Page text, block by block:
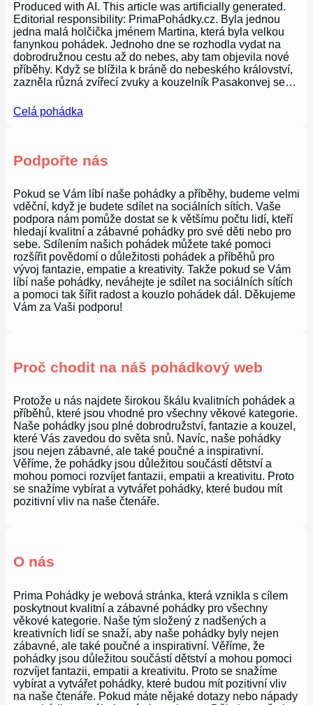
Produced with AI. This article was artificially generated.
Editorial responsibility: PrimaPohádky.cz. Byla jednou
jedna malá holčička jménem Martina, která byla velkou
fanynkou pohádek. Jednoho dne se rozhodla vydat na
dobrodružnou cestu až do nebes, aby tam objevila nové
příběhy. Když se blížila k bráně do nebeského království,
zazněla různá zvířecí zvuky a kouzelník Pasakonvej se…
Celá pohádka
Podpořte nás
Pokud se Vám líbí naše pohádky a příběhy, budeme velmi
vděční, když je budete sdílet na sociálních sítích. Vaše
podpora nám pomůže dostat se k většímu počtu lidí, kteří
hledají kvalitní a zábavné pohádky pro své děti nebo pro
sebe. Sdílením našich pohádek můžete také pomoci
rozšířit povědomí o důležitosti pohádek a příběhů pro
vývoj fantazie, empatie a kreativity. Takže pokud se Vám
líbí naše pohádky, neváhejte je sdílet na sociálních sítích
a pomoci tak šířit radost a kouzlo pohádek dál. Děkujeme
Vám za Vaši podporu!
Proč chodit na náš pohádkový web
Protože u nás najdete širokou škálu kvalitních pohádek a
příběhů, které jsou vhodné pro všechny věkové kategorie.
Naše pohádky jsou plné dobrodružství, fantazie a kouzel,
které Vás zavedou do světa snů. Navíc, naše pohádky
jsou nejen zábavné, ale také poučné a inspirativní.
Věříme, že pohádky jsou důležitou součástí dětství a
mohou pomoci rozvíjet fantazii, empatii a kreativitu. Proto
se snažíme vybírat a vytvářet pohádky, které budou mít
pozitivní vliv na naše čtenáře.
O nás
Prima Pohádky je webová stránka, která vznikla s cílem
poskytnout kvalitní a zábavné pohádky pro všechny
věkové kategorie. Naše tým složený z nadšených a
kreativních lidí se snaží, aby naše pohádky byly nejen
zábavné, ale také poučné a inspirativní. Věříme, že
pohádky jsou důležitou součástí dětství a mohou pomoci
rozvíjet fantazii, empatii a kreativitu. Proto se snažíme
vybírat a vytvářet pohádky, které budou mít pozitivní vliv
na naše čtenáře. Pokud máte nějaké dotazy nebo nápady